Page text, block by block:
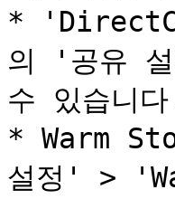
*
의 '공유
수 있습니
* Warm
설정' >